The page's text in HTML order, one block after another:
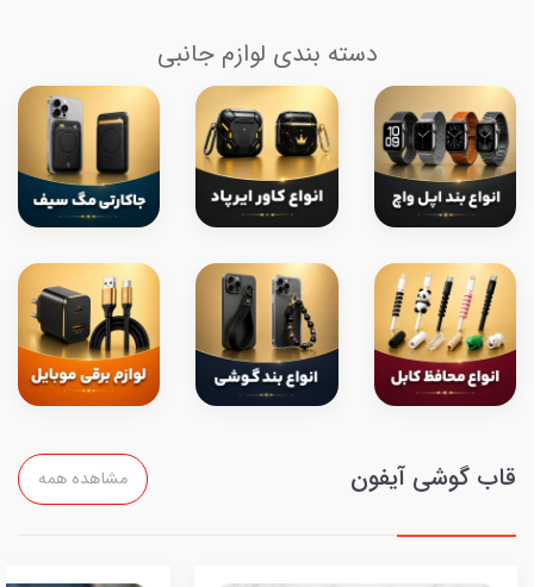
دسته بندی لوازم جانبی
قاب گوشی آیفون مشاهده همه